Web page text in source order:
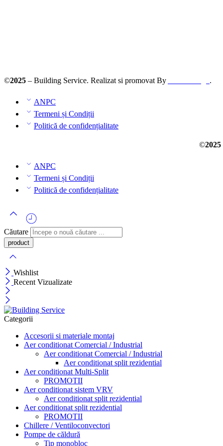
©2025 – Building Service. Realizat si promovat By .
ANPC
Termeni și Condiții
Politică de confidențialitate
©2025
ANPC
Termeni și Condiții
Politică de confidențialitate
Căutare
Wishlist
Recent Vizualizate
Categorii
Accesorii si materiale montaj
Aer conditionat Comercial / Industrial
Aer conditionat Comercial / Industrial
Aer conditionat split rezidential
Aer conditionat Multi-Split
PROMOTII
Aer conditionat sistem VRV
Aer conditionat split rezidential
Aer conditionat split rezidential
PROMOTII
Chillere / Ventiloconvectori
Pompe de căldură
Tip monobloc